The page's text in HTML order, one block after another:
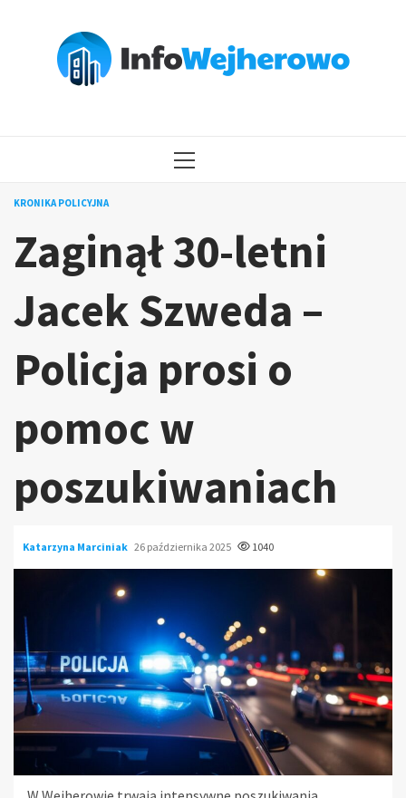
MENU
KRONIKA POLICYJNA
Zaginął 30-letni
Jacek Szweda –
Policja prosi o
pomoc w
poszukiwaniach
Katarzyna Marciniak 26 października 2025 1040